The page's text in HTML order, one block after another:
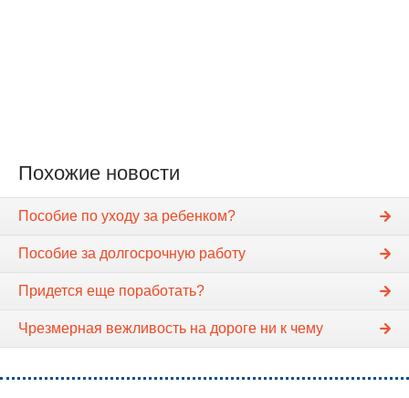
Похожие новости
Пособие по уходу за ребенком?
Пособие за долгосрочную работу
Придется еще поработать?
Чрезмерная вежливость на дороге ни к чему